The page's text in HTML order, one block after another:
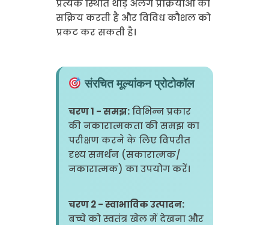
प्रत्येक स्थिति थोड़े अलग प्रक्रियाओं को
सक्रिय करती है और विविध कौशल को
प्रकट कर सकती है।
संरचित मूल्यांकन प्रोटोकॉल
चरण 1 - समझ:विभिन्न प्रकार
की नकारात्मकता की समझ का
परीक्षण करने के लिए विपरीत
दृश्य समर्थन (सकारात्मक/
नकारात्मक) का उपयोग करें।
चरण 2 - स्वाभाविक उत्पादन:
बच्चे को स्वतंत्र खेल में देखना और